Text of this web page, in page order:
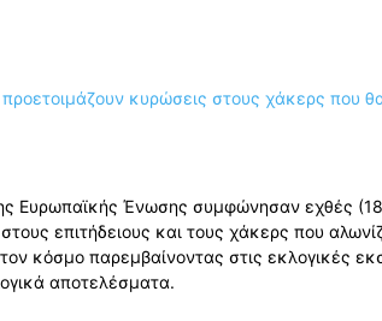
Ευρωπαϊκής Ένωσης συμφώνησαν εχθές
επιτήδειους και τους χάκερς που
κόσμο παρεμβαίνοντας στις εκλογικές
αποτελέσματα.